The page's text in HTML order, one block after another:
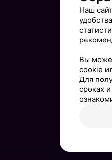
Наш
Вы
cookie
Для
сроках